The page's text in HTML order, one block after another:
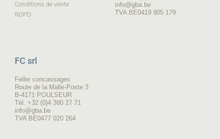
Conditions de vente
RGPD
info@gba.be
TVA BE0419 905 179
FC srl
Feller concassages
Route de la Malle-Poste 3
B-4171 POULSEUR
Tél. +32 (0)4 380 27 71
info@gba.be
TVA BE0477 020 264